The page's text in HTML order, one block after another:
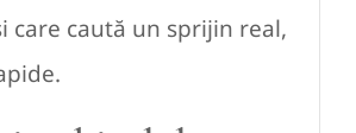
care caută un sprijin real,